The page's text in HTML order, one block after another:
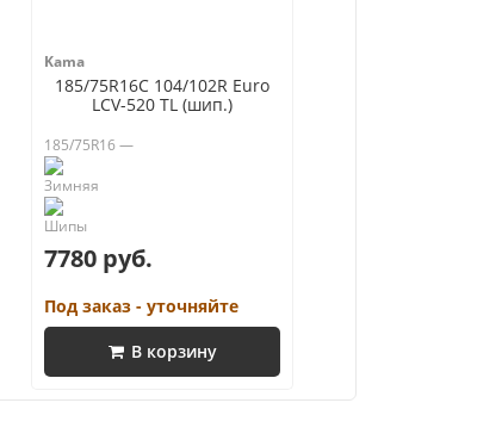
Kama
185/75R16C 104/102R Euro
LCV-520 TL (шип.)
185/75R16 —
7780 руб.
Под заказ - уточняйте
В корзину